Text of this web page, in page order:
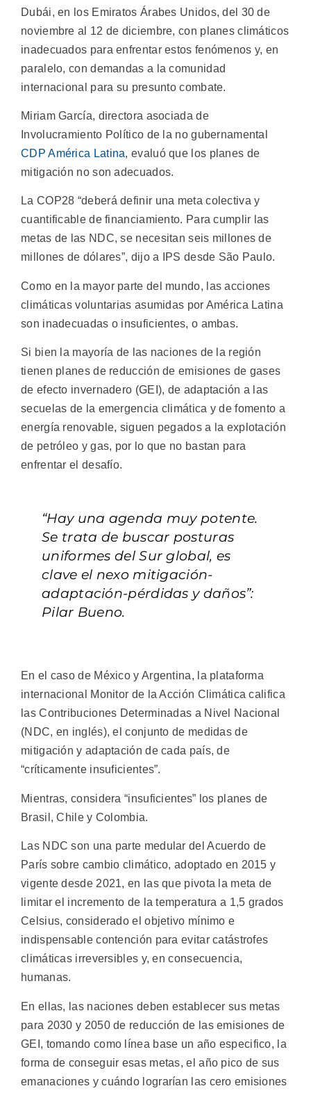
Dubái, en los Emiratos Árabes Unidos, del 30 de
noviembre al 12 de diciembre, con planes climáticos
inadecuados para enfrentar estos fenómenos y, en
paralelo, con demandas a la comunidad
internacional para su presunto combate.
Miriam García, directora asociada de
Involucramiento Político de la no gubernamental
CDP América Latina, evaluó que los planes de
mitigación no son adecuados.
La COP28 “deberá definir una meta colectiva y
cuantificable de financiamiento. Para cumplir las
metas de las NDC, se necesitan seis millones de
millones de dólares”, dijo a IPS desde São Paulo.
Como en la mayor parte del mundo, las acciones
climáticas voluntarias asumidas por América Latina
son inadecuadas o insuficientes, o ambas.
Si bien la mayoría de las naciones de la región
tienen planes de reducción de emisiones de gases
de efecto invernadero (GEI), de adaptación a las
secuelas de la emergencia climática y de fomento a
energía renovable, siguen pegados a la explotación
de petróleo y gas, por lo que no bastan para
enfrentar el desafío.
“Hay una agenda muy potente.
Se trata de buscar posturas
uniformes del Sur global, es
clave el nexo mitigación-
adaptación-pérdidas y daños”:
Pilar Bueno.
En el caso de México y Argentina, la plataforma
internacional Monitor de la Acción Climática califica
las Contribuciones Determinadas a Nivel Nacional
(NDC, en inglés), el conjunto de medidas de
mitigación y adaptación de cada país, de
“críticamente insuficientes”.
Mientras, considera “insuficientes” los planes de
Brasil, Chile y Colombia.
Las NDC son una parte medular del Acuerdo de
París sobre cambio climático, adoptado en 2015 y
vigente desde 2021, en las que pivota la meta de
limitar el incremento de la temperatura a 1,5 grados
Celsius, considerado el objetivo mínimo e
indispensable contención para evitar catástrofes
climáticas irreversibles y, en consecuencia,
humanas.
En ellas, las naciones deben establecer sus metas
para 2030 y 2050 de reducción de las emisiones de
GEI, tomando como línea base un año especifico, la
forma de conseguir esas metas, el año pico de sus
emanaciones y cuándo lograrían las cero emisiones